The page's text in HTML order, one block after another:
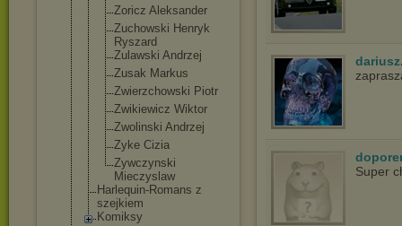
Zoricz Aleksander
Zuchowski Henryk
Ryszard
Zulawski Andrzej
Zusak Markus
Zwierzchows ki Piotr
Zwikiewicz Wiktor
Zwolinski Andrzej
Zyke Cizia
Zywczynski
Mieczyslaw
Harlequin-Romans z
szejkiem
Komiksy
Super